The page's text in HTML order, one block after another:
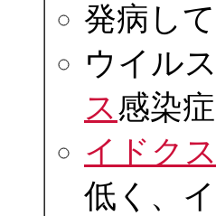
発病し
ウイル
ス感染
イドク
低く、